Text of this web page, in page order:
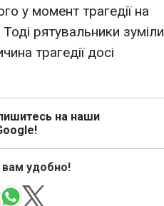
у момент трагедії на
рятувальники зуміли
трагедії досі
на наши
вам удобно!